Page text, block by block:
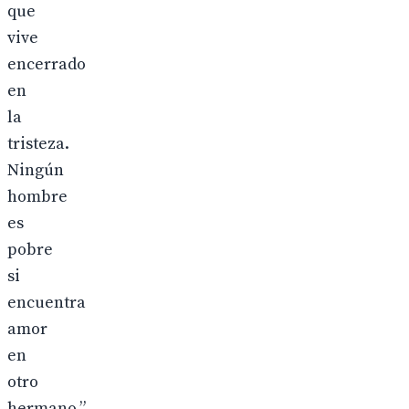
que
vive
encerrado
en
la
tristeza.
Ningún
hombre
es
pobre
si
encuentra
amor
en
otro